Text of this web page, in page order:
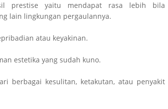
prestise yaitu mendapat rasa lebih bila
lain lingkungan pergaulannya.
atau keyakinan.
estetika yang sudah kuno.
berbagai kesulitan, ketakutan, atau penyakit